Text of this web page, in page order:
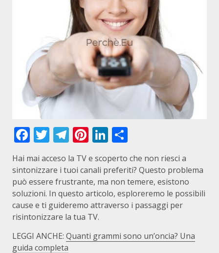
Facebook
Twitter
Telegram
Pinterest
LinkedIn
Hai mai acceso la TV e scoperto che non riesci a
sintonizzare i tuoi canali preferiti? Questo problema
può essere frustrante, ma non temere, esistono
soluzioni. In questo articolo, esploreremo le possibili
cause e ti guideremo attraverso i passaggi per
risintonizzare la tua TV.
LEGGI ANCHE: Quanti grammi sono un’oncia? Una
guida completa